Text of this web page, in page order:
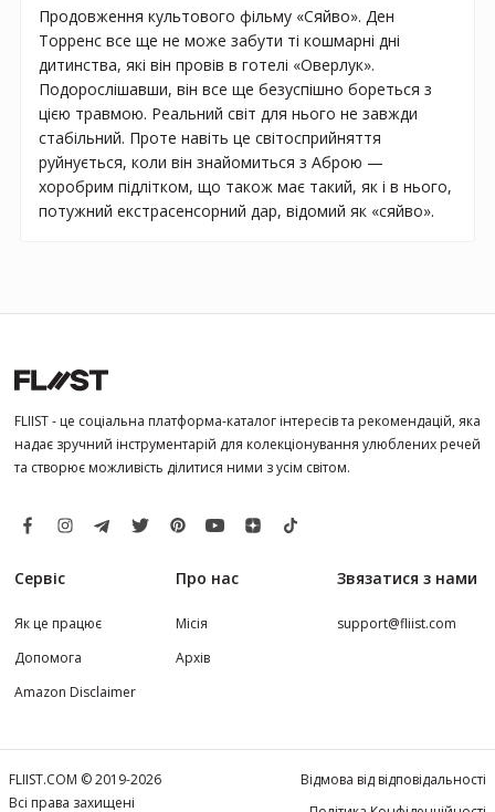
Продовження культового фільму «Сяйво». Ден
Торренс все ще не може забути ті кошмарні дні
дитинства, які він провів в готелі «Оверлук».
Подорослішавши, він все ще безуспішно бореться з
цією травмою. Реальний світ для нього не завжди
стабільний. Проте навіть це світосприйняття
руйнується, коли він знайомиться з Аброю —
хоробрим підлітком, що також має такий, як і в нього,
потужний екстрасенсорний дар, відомий як «сяйво».
FLIIST - це соціальна платформа-каталог інтересів та рекомендацій, яка
надає зручний інструментарій для колекціонування улюблених речей
та створює можливість ділитися ними з усім світом.
Сервіс
Як це працює
Допомога
Amazon Disclaimer
Про нас
Місія
Архів
Звязатися з нами
support@fliist.com
FLIIST.COM © 2019-2026
Всі права захищені
Відмова від відповідальності